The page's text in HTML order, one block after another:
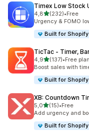
Timex Low Stock
4,8/ 5 tähteä
(232)
232 arvostelua
•Free
Urgency & FOMO
Built for Shopify
TicTac ‑ Timer,
4,9/ 5 tähteä
(137)
137 arvostelua
•Free
Boost sales with
Built for Shopify
XB: Countdown
5,0/ 5 tähteä
(15)
15 arvostelua
•Free
Add urgency and
Built for Shopify